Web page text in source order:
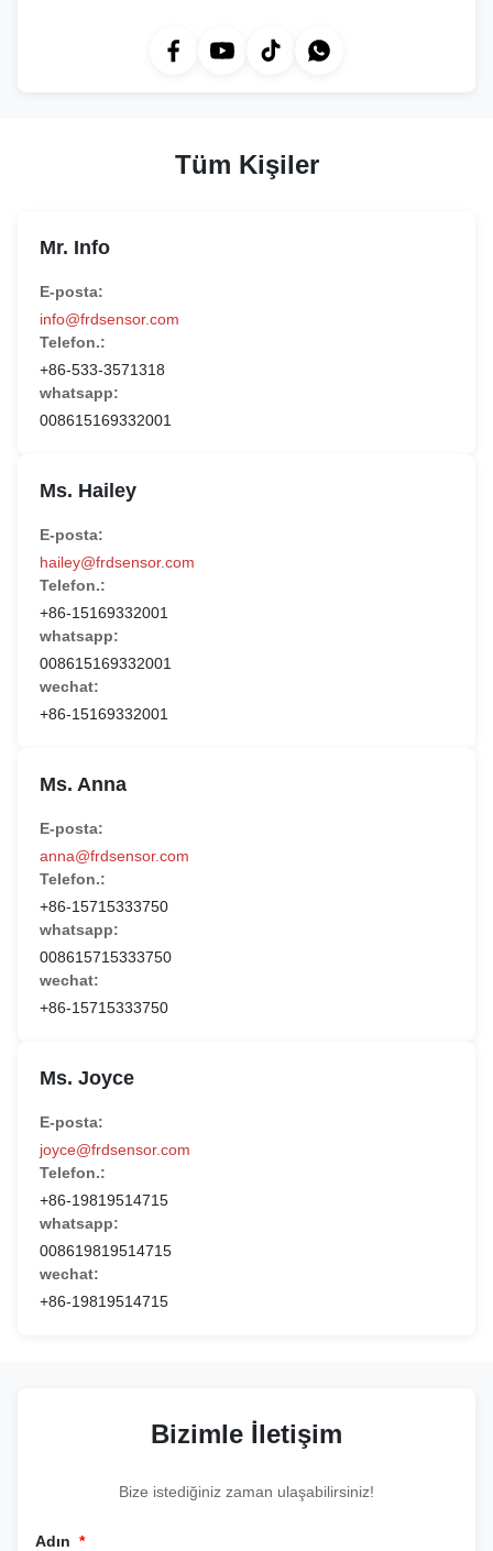
Tüm Kişiler
Mr. Info
E-posta:
info@frdsensor.com
Telefon.:
+86-533-3571318
whatsapp:
008615169332001
Ms. Hailey
E-posta:
hailey@frdsensor.com
Telefon.:
+86-15169332001
whatsapp:
008615169332001
wechat:
+86-15169332001
Ms. Anna
E-posta:
anna@frdsensor.com
Telefon.:
+86-15715333750
whatsapp:
008615715333750
wechat:
+86-15715333750
Ms. Joyce
E-posta:
joyce@frdsensor.com
Telefon.:
+86-19819514715
whatsapp:
008619819514715
wechat:
+86-19819514715
Bizimle İletişim
Bize istediğiniz zaman ulaşabilirsiniz!
Adın *